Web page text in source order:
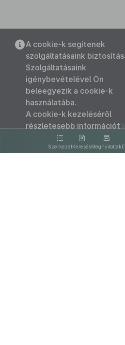
SzerkezetKeresésMegnyitottak
A cookie-k segítenek
szolgáltatásaink
Szolgáltatásaink
igénybevételével Ön
beleegyezik a cookie-k
használatába.
A cookie-k kezeléséről
részletesebb információt
kattintva olvashat.